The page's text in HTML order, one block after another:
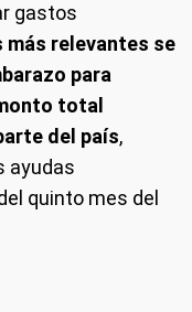
gastos
relevantes se
para
total
del país,
ayudas
quinto mes del